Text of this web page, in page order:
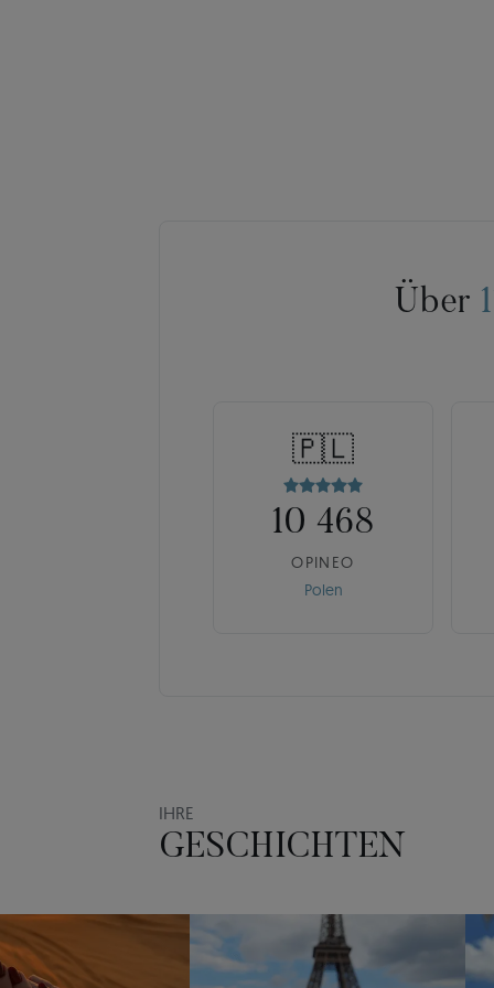
Über
🇵🇱
10 468
OPINEO
Polen
IHRE
GESCHICHTEN